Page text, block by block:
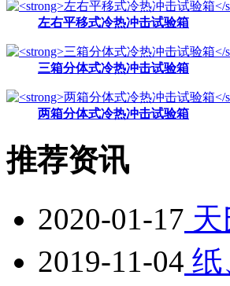
左右平移式冷热冲击试验箱
三箱分体式冷热冲击试验箱
两箱分体式冷热冲击试验箱
推荐资讯
2020-01-17
2019-11-04 纸